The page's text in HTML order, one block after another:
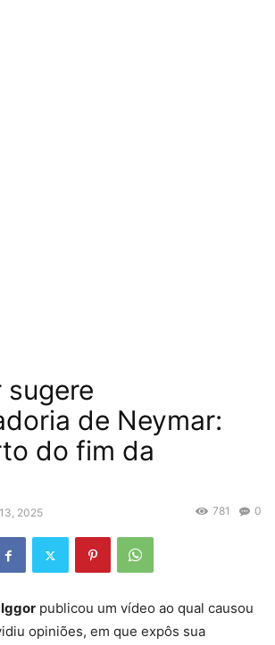
sugere
de Neymar:
do fim da
2025 0
781
publicou um vídeo ao qual causou
opiniões, em que expôs sua